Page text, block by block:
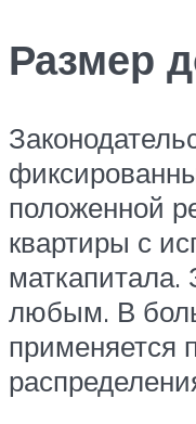
Размер
положенной
квартиры с
любым. В
применяется